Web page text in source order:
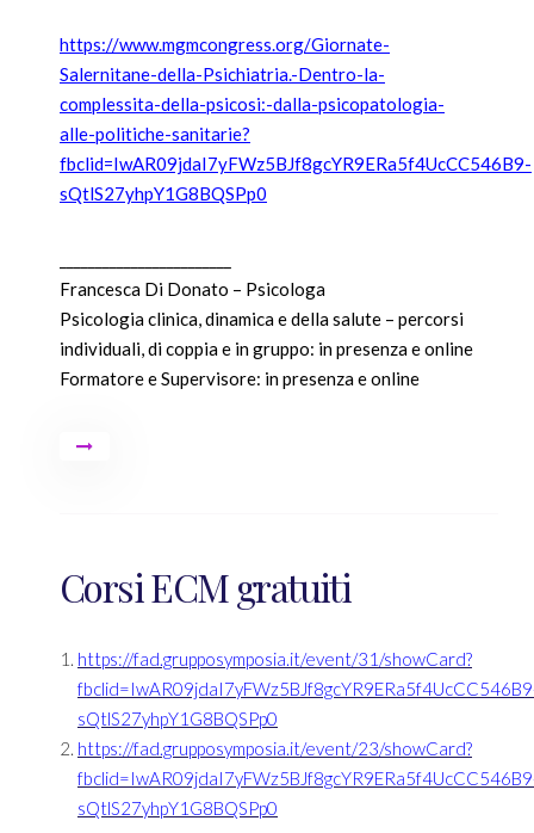
https://www.mgmcongress.org/Giornate-
Salernitane-della-Psichiatria.-Dentro-la-
complessita-della-psicosi:-dalla-psicopatologia-
alle-politiche-sanitarie?
fbclid=IwAR09jdaI7yFWz5BJf8gcYR9ERa5f4UcCC546B9-
sQtlS27yhpY1G8BQSPp0
Francesca Di Donato – Psicologa
Psicologia clinica, dinamica e della salute – percorsi
individuali, di coppia e in gruppo: in presenza e online
Formatore e Supervisore: in presenza e online
Corsi ECM gratuiti
https://fad.grupposymposia.it/event/31/showCard?
sQtlS27yhpY1G8BQSPp0
https://fad.grupposymposia.it/event/23/showCard?
sQtlS27yhpY1G8BQSPp0